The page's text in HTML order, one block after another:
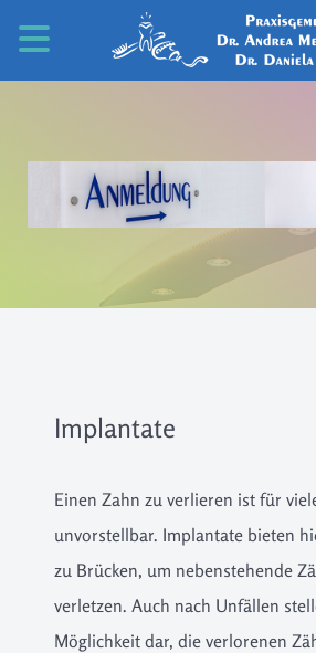
Implantate
Einen Zahn zu verlieren ist für
unvorstellbar. Implantate bieten
zu Brücken, um nebenstehende
verletzen. Auch nach Unfällen
Möglichkeit dar, die verlorenen